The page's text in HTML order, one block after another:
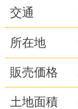
交通
所在地
販売価格
土地面積